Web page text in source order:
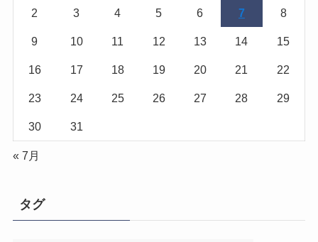
2 3 4 5 6 7 8
9 10 11 12 13 14 15
16 17 18 19 20 21 22
23 24 25 26 27 28 29
30 31
« 7月
タグ